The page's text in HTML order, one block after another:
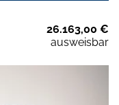
26.163,00 €
ausweisbar